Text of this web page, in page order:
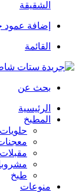
الشقيقة
إضافة عمود
القائمة
بحث عن
الرئيسية
المطبخ
حلويات
مقبلات
طبخ
منوعات